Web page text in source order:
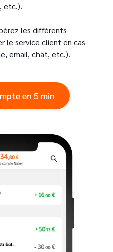
etc.).
les différents
le service client en cas
email, chat, etc.).
en 5 min